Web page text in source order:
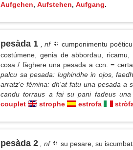
Aufgehen, Aufstehen, Aufgang.
pesàda 1 , nf
cumponimentu
costúmene, genia de abbordau,
cosa / fàghere una pesada a ccn. =
palcu sa pesada: lughindhe in ojos,
arratz'e fémina: dh'at fatu una pesada a
candu torraus a fai su pani fadeus una
couplet
strophe estrofa
pesàda 2 , nf
su pesare, su